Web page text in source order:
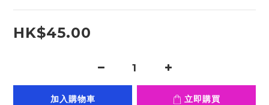
HK$45.00
加入購物車 立即購買